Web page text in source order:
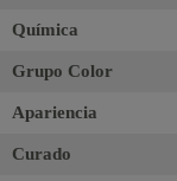
Química
Grupo Color
Apariencia
Curado